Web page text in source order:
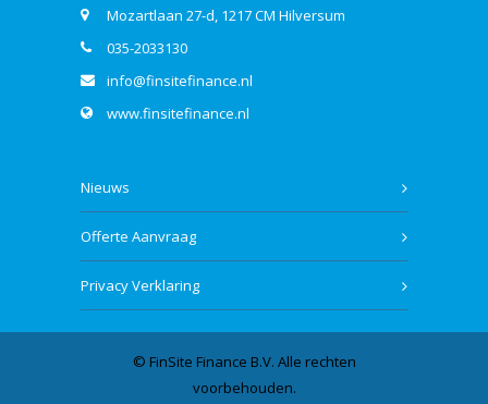
Mozartlaan 27-d, 1217 CM Hilversum
035-2033130
info@finsitefinance.nl
www.finsitefinance.nl
Nieuws
Offerte Aanvraag
Privacy Verklaring
© FinSite Finance B.V. Alle rechten
voorbehouden.